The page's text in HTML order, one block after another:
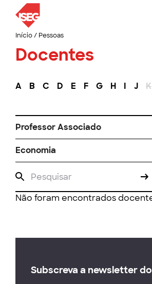
Início/ Pessoas
Docentes
A B C D E F G H I J K
Professor Associado
Economia
Não foram encontrados
Subscreva a newsletter do